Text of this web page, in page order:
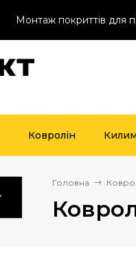
Монтаж покриттів для
Ковролін
Головна